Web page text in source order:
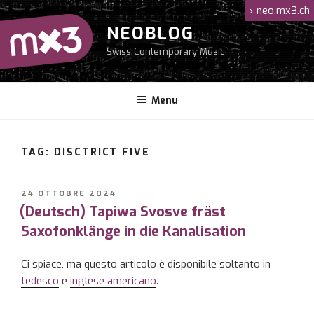
Salta
al
contenuto
NEOBLOG
Swiss Contemporary Music
Menu
› neo.mx3.ch
TAG: DISCTRICT FIVE
PUBBLICATO
IL
24 OTTOBRE 2024
(Deutsch) Tapiwa Svosve fräst
Saxofonklänge in die Kanalisation
Ci spiace, ma questo articolo è disponibile soltanto in
tedesco e inglese americano.